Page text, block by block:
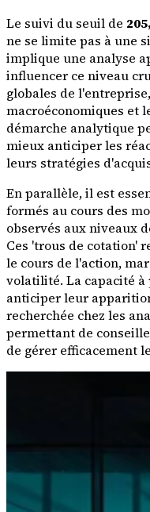
Le suivi du seuil de
ne se limite pas à une
implique une analyse
influencer ce niveau
globales de
macroéconomiques et
démarche analytique
mieux anticiper les
leurs stratégies
En parallèle, il est
formés au cours des
observés aux niveaux
Ces 'trous de cotation'
le cours de l'action,
volatilité. La capacité
anticiper leur
recherchée chez les
permettant de
de gérer efficacement